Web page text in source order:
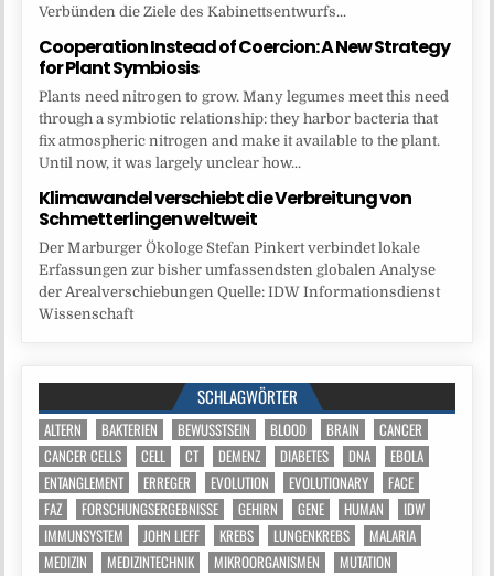
Verbünden die Ziele des Kabinettsentwurfs...
Cooperation Instead of Coercion: A New Strategy
for Plant Symbiosis
Plants need nitrogen to grow. Many legumes meet this need
through a symbiotic relationship: they harbor bacteria that
fix atmospheric nitrogen and make it available to the plant.
Until now, it was largely unclear how...
Klimawandel verschiebt die Verbreitung von
Schmetterlingen weltweit
Der Marburger Ökologe Stefan Pinkert verbindet lokale
Erfassungen zur bisher umfassendsten globalen Analyse
der Arealverschiebungen Quelle: IDW Informationsdienst
Wissenschaft
SCHLAGWÖRTER
ALTERN BAKTERIEN BEWUSSTSEIN BLOOD BRAIN
CANCER
CANCER CELLS
CELL CT DEMENZ DIABETES DNA
EBOLA
ENTANGLEMENT
ERREGER EVOLUTION EVOLUTIONARY
FACE
FAZ
FORSCHUNGSERGEBNISSE GEHIRN GENE HUMAN
IDW
IMMUNSYSTEM
JOHN LIEFF KREBS LUNGENKREBS
MALARIA
MEDIZIN
MEDIZINTECHNIK MIKROORGANISMEN
MUTATION